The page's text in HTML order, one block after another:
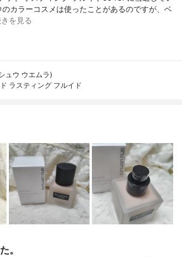
カラーコスメは使ったことがあるのですが、ベ
を見る
ュウ ウエムラ)
ラスティング フルイド
。